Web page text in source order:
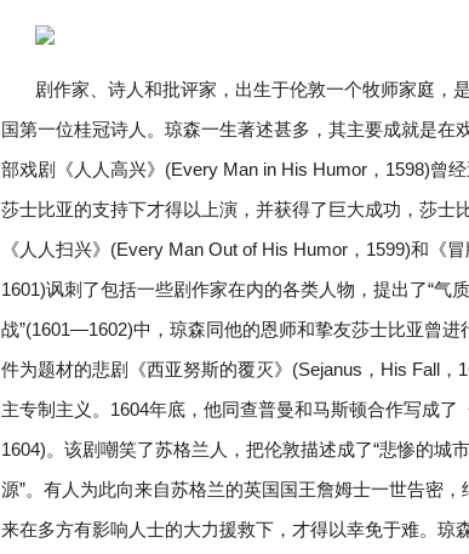
剧作家、诗人和批评家，出生于伦敦一个牧师家庭，
国第一位桂冠诗人。琼森一生著述甚多，其主要成就是在
部戏剧《人人高兴》(Every Man in His Humor，1598)曾
莎士比亚的支持下才得以上演，并获得了巨大成功，莎士
《人人扫兴》(Every Man Out of His Humor，1599)和《
1601)讽刺了包括一些剧作家在内的各类人物，提出了“气
战”(1601—1602)中，琼森同他的恩师和挚友莎士比亚曾
件为题材的悲剧《西亚努斯的覆灭》(Sejanus，His Fall，
主专制主义。1604年底，他同查普曼和马斯顿合作写成了
1604)。该剧嘲笑了苏格兰人，把伦敦描述成了“悲惨的城
源”。有人为此向来自苏格兰的英国国王詹姆士一世告密
来在多方有影响人士的大力援救下，才得以幸免于难。琼